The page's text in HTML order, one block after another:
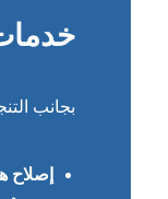
بجانب
إصلاح